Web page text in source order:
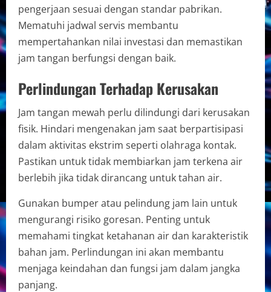
pengerjaan sesuai dengan standar pabrikan.
Mematuhi jadwal servis membantu
mempertahankan nilai investasi dan memastikan
jam tangan berfungsi dengan baik.
Perlindungan Terhadap Kerusakan
Jam tangan mewah perlu dilindungi dari kerusakan
fisik. Hindari mengenakan jam saat berpartisipasi
dalam aktivitas ekstrim seperti olahraga kontak.
Pastikan untuk tidak membiarkan jam terkena air
berlebih jika tidak dirancang untuk tahan air.
Gunakan bumper atau pelindung jam lain untuk
mengurangi risiko goresan. Penting untuk
memahami tingkat ketahanan air dan karakteristik
bahan jam. Perlindungan ini akan membantu
menjaga keindahan dan fungsi jam dalam jangka
panjang.